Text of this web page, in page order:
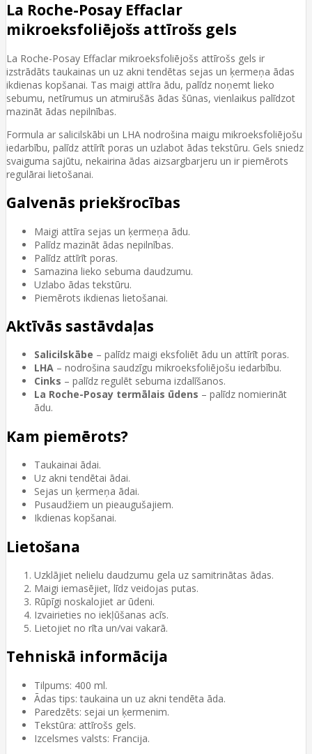
La Roche-Posay Effaclar
mikroeksfoliējošs attīrošs gels
La Roche-Posay Effaclar mikroeksfoliējošs attīrošs gels ir
izstrādāts taukainas un uz akni tendētas sejas un ķermeņa ādas
ikdienas kopšanai. Tas maigi attīra ādu, palīdz noņemt lieko
sebumu, netīrumus un atmirušās ādas šūnas, vienlaikus palīdzot
mazināt ādas nepilnības.
Formula ar salicilskābi un LHA nodrošina maigu mikroeksfoliējošu
iedarbību, palīdz attīrīt poras un uzlabot ādas tekstūru. Gels sniedz
svaiguma sajūtu, nekairina ādas aizsargbarjeru un ir piemērots
regulārai lietošanai.
Galvenās priekšrocības
Maigi attīra sejas un ķermeņa ādu.
Palīdz mazināt ādas nepilnības.
Palīdz attīrīt poras.
Samazina lieko sebuma daudzumu.
Uzlabo ādas tekstūru.
Piemērots ikdienas lietošanai.
Aktīvās sastāvdaļas
Salicilskābe – palīdz maigi eksfoliēt ādu un attīrīt poras.
LHA – nodrošina saudzīgu mikroeksfoliējošu iedarbību.
Cinks – palīdz regulēt sebuma izdalīšanos.
La Roche-Posay termālais ūdens – palīdz nomierināt
ādu.
Kam piemērots?
Taukainai ādai.
Uz akni tendētai ādai.
Sejas un ķermeņa ādai.
Pusaudžiem un pieaugušajiem.
Ikdienas kopšanai.
Lietošana
Uzklājiet nelielu daudzumu gela uz samitrinātas ādas.
Maigi iemasējiet, līdz veidojas putas.
Rūpīgi noskalojiet ar ūdeni.
Izvairieties no iekļūšanas acīs.
Lietojiet no rīta un/vai vakarā.
Tehniskā informācija
Tilpums: 400 ml.
Ādas tips: taukaina un uz akni tendēta āda.
Paredzēts: sejai un ķermenim.
Tekstūra: attīrošs gels.
Izcelsmes valsts: Francija.